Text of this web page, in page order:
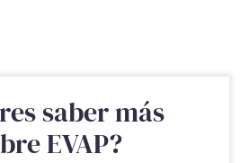
saber más
EVAP?